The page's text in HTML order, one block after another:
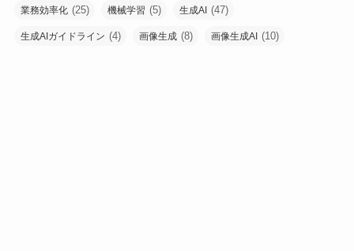
業務効率化 (25) 機械学習 (5) 生成AI (47)
生成AIガイドライン (4) 画像生成 (8) 画像生成AI (10)